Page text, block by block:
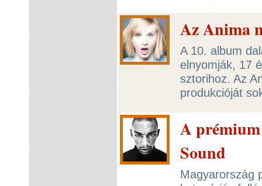
Az Anima
A 10. album
elnyomják, 17
sztorihoz. Az
produkcióját
A
Sound
Magyarország